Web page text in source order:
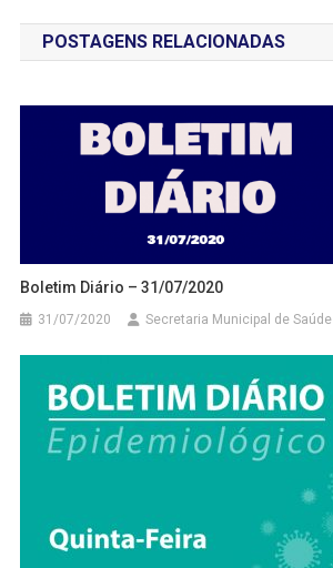
de
Post
POSTAGENS RELACIONADAS
Boletim Diário – 31/07/2020
31/07/2020 Secretaria Municipal de Saúde